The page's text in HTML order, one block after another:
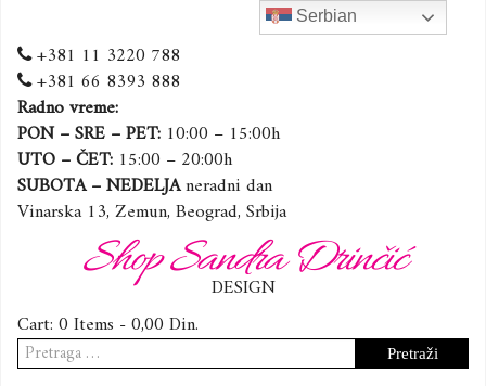
+381 11 3220 788
+381 66 8393 888
Radno vreme:
PON – SRE – PET: 10:00 – 15:00h
UTO – ČET: 15:00 – 20:00h
SUBOTA – NEDELJAneradni dan
Vinarska 13, Zemun, Beograd, Srbija
Shop Sandra Drinčić
DESIGN
Cart: 0 Items -0,00 Din.
Pretraga
za:
Serbian